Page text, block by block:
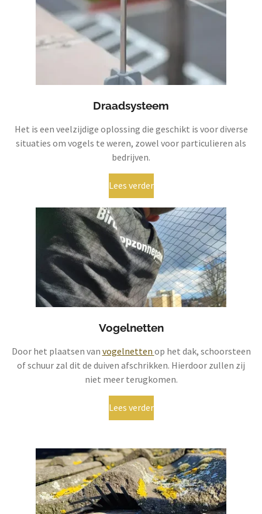
Draadsysteem
Het is een veelzijdige oplossing die geschikt is voor diverse
situaties om vogels te weren, zowel voor particulieren als
bedrijven.
Lees verder
Vogelnetten
Door het plaatsen van vogelnetten op het dak, schoorsteen
of schuur zal dit de duiven afschrikken. Hierdoor zullen zij
niet meer terugkomen.
Lees verder